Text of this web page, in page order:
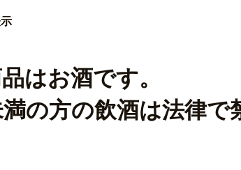
はお酒です。
の方の飲酒は法律で